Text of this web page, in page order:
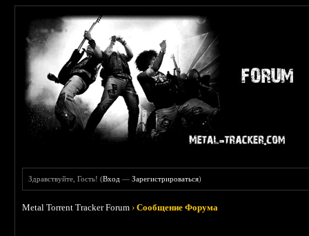
Здравствуйте, Гость! (Вход —Зарегистрироваться)
Metal Torrent Tracker Forum ›Сообщение Форума